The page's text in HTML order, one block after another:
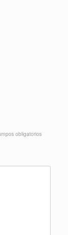
obligatorios